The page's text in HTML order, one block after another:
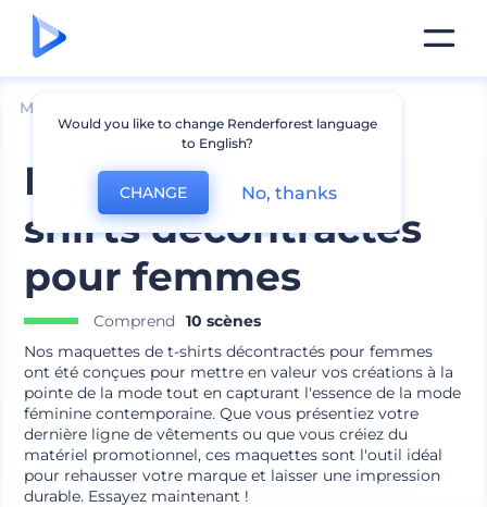
Mockups
Maquettes de t-
shirts décontractés
pour femmes
Comprend
10 scènes
Nos maquettes de t-shirts décontractés pour femmes
ont été conçues pour mettre en valeur vos créations à la
pointe de la mode tout en capturant l'essence de la mode
féminine contemporaine. Que vous présentiez votre
dernière ligne de vêtements ou que vous créiez du
matériel promotionnel, ces maquettes sont l'outil idéal
pour rehausser votre marque et laisser une impression
durable. Essayez maintenant !
Would you like to change Renderforest language
to English?
CHANGE No, thanks